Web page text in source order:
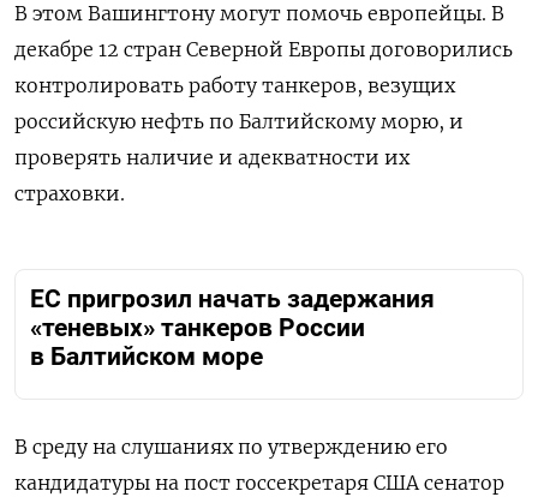
В этом Вашингтону могут помочь европейцы. В
декабре 12 стран Северной Европы договорились
контролировать работу танкеров, везущих
российскую нефть по Балтийскому морю, и
проверять наличие и адекватности их
страховки.
ЕС пригрозил начать задержания
«теневых» танкеров России
в Балтийском море
В среду на слушаниях по утверждению его
кандидатуры на пост госсекретаря США сенатор